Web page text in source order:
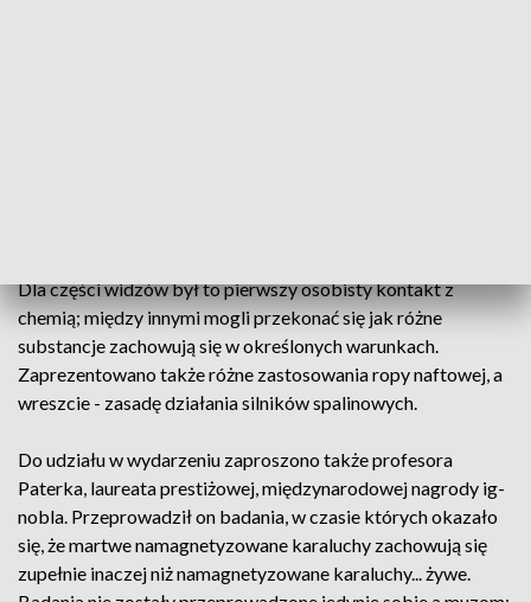
Dla części widzów był to pierwszy osobisty kontakt z
chemią; między innymi mogli przekonać się jak różne
substancje zachowują się w określonych warunkach.
Zaprezentowano także różne zastosowania ropy naftowej, a
wreszcie - zasadę działania silników spalinowych.
Do udziału w wydarzeniu zaproszono także profesora
Paterka, laureata prestiżowej, międzynarodowej nagrody ig-
nobla. Przeprowadził on badania, w czasie których okazało
się, że martwe namagnetyzowane karaluchy zachowują się
zupełnie inaczej niż namagnetyzowane karaluchy... żywe.